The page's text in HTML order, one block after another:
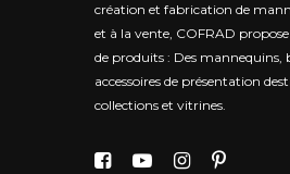
création et fabrication de
et à la vente, COFRAD
de produits : Des mannequins,
accessoires de présentation
collections et vitrines.